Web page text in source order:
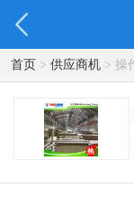
首页> 供应商机> 操